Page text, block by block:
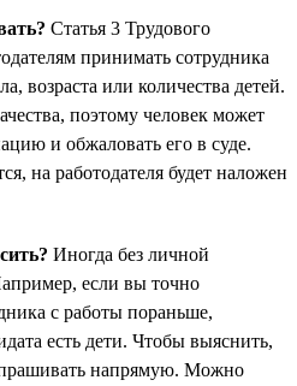
Статья 3 Трудового
принимать сотрудника
возраста или количества детей.
поэтому человек может
и обжаловать его в суде.
на работодателя будет наложен
Иногда без личной
если вы точно
с работы пораньше,
есть дети. Чтобы выяснить,
напрямую. Можно